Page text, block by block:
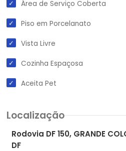
Área de Serviço Coberta
Piso em Porcelanato
Vista Livre
Cozinha Espaçosa
Aceita Pet
Localização
Rodovia DF 150, GRANDE
DF